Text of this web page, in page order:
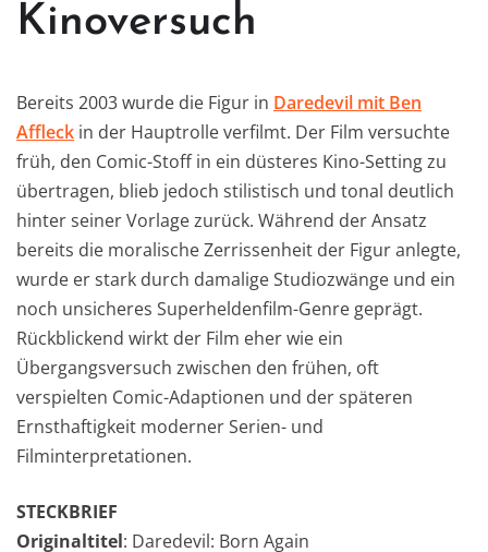
Kinoversuch
Bereits 2003 wurde die Figur in Daredevil mit Ben
Affleck in der Hauptrolle verfilmt. Der Film versuchte
früh, den Comic-Stoff in ein düsteres Kino-Setting zu
übertragen, blieb jedoch stilistisch und tonal deutlich
hinter seiner Vorlage zurück. Während der Ansatz
bereits die moralische Zerrissenheit der Figur anlegte,
wurde er stark durch damalige Studiozwänge und ein
noch unsicheres Superheldenfilm-Genre geprägt.
Rückblickend wirkt der Film eher wie ein
Übergangsversuch zwischen den frühen, oft
verspielten Comic-Adaptionen und der späteren
Ernsthaftigkeit moderner Serien- und
Filminterpretationen.
STECKBRIEF
Originaltitel: Daredevil: Born Again